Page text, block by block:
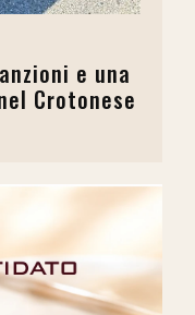
e una
Crotonese